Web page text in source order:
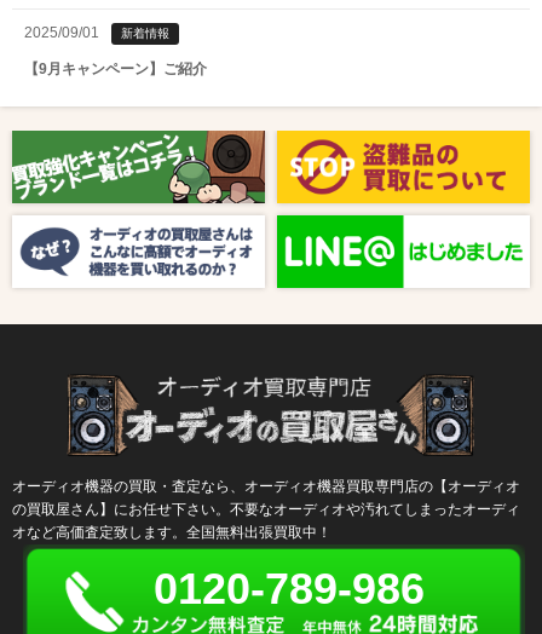
2025/09/01 新着情報
【9月キャンペーン】ご紹介
【8月キャンペーン】ご紹介
2024/10/04 新着情報
【ラジオ番組放送のお知らせ】
オーディオ機器の買取・査定なら、オーディオ機器買取専門店の【オーディオ
の買取屋さん】にお任せ下さい。不要なオーディオや汚れてしまったオーディ
オなど高価査定致します。全国無料出張買取中！
0120-789-986